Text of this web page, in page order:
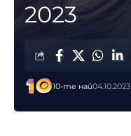
2023
10-те най04.10.2023